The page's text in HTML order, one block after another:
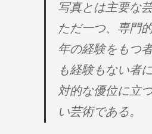
写真とは主要な
ただ一つ、専門
年の経験をもつ
も経験もない者
対的な優位に立
い芸術である。